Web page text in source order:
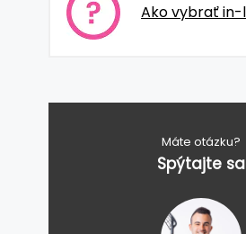
Ako vybrať in-
Máte otázku?
Spýtajte sa